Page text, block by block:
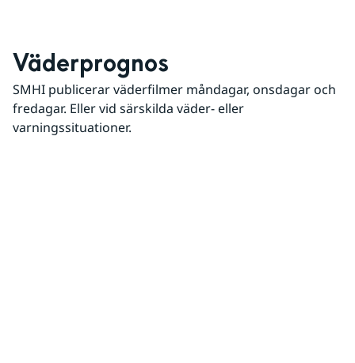
Väderprognos
SMHI publicerar väderfilmer måndagar, onsdagar och
fredagar. Eller vid särskilda väder- eller
varningssituationer.